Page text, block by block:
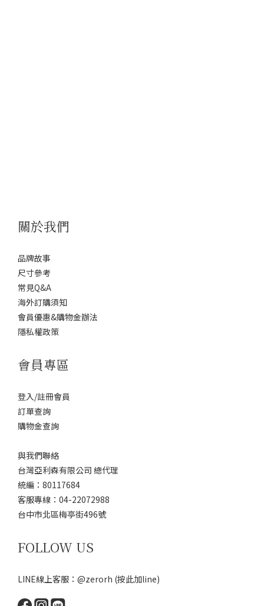
關於我們
品牌故事
尺寸參考
常見Q&A
海外訂購須知
會員優惠&購物金辦法
隱私權政策
會員專區
登入/註冊會員
訂單查詢
購物金查詢
與我們聯絡
台灣亞利森有限公司 總代理
統編：80117684
客服專線：04-22072988
台中市北區梅亭街496號
FOLLOW US
LINE線上客服：@zerorh (按此加line)